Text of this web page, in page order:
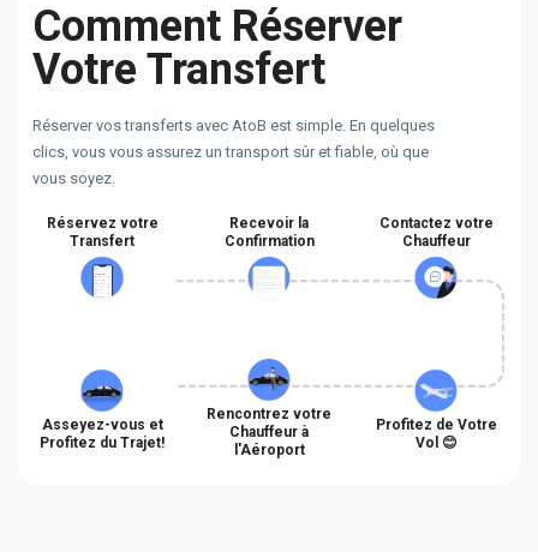
Comment Réserver
Votre Transfert
Réserver vos transferts avec AtoB est simple. En quelques
clics, vous vous assurez un transport sûr et fiable, où que
vous soyez.
Réservez votre
Transfert
Recevoir la
Confirmation
Contactez votre
Chauffeur
Asseyez-vous et
Profitez du Trajet!
Rencontrez votre
Chauffeur à
l'Aéroport
Profitez de Votre
Vol 😊